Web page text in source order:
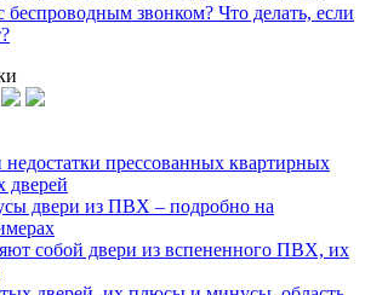
звонком? Что делать, если
недостатки прессованных квартирных
дверей
двери из ПВХ – подробно на
собой двери из вспененного ПВХ, их